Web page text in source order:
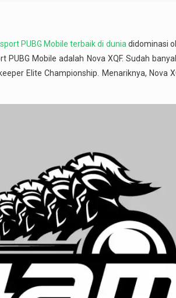
PUBG Mobile terbaik di dunia didominasi
Mobile adalah Nova XQF. Sudah
Elite Championship. Menariknya, Nova